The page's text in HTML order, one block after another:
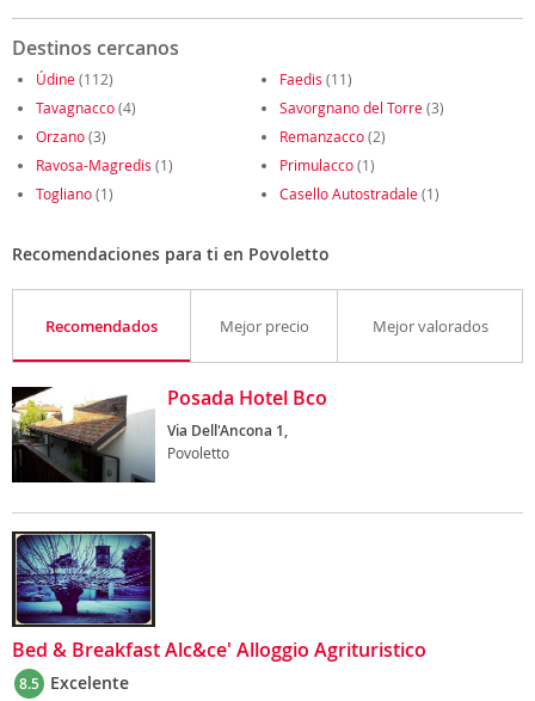
Destinos cercanos
Údine(112) Faedis (11)
Tavagnacco(4) Savorgnano del Torre(3)
Orzano(3) Remanzacco(2)
Ravosa-Magredis (1) Primulacco(1)
Togliano(1) Casello Autostradale(1)
Recomendaciones para ti en Povoletto
Recomendados Mejor precio Mejor valorados
Posada Hotel Bco
Via Dell'Ancona 1,
Povoletto
Bed & Breakfast Alc&ce' Alloggio Agrituristico
8.5 Excelente